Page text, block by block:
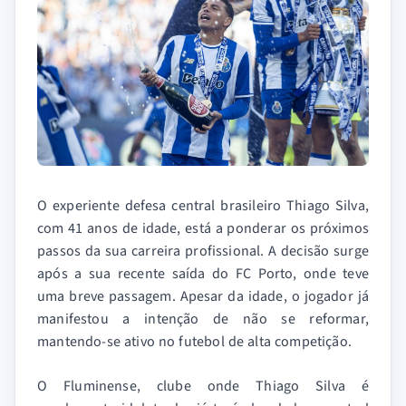
O experiente defesa central brasileiro Thiago Silva,
com 41 anos de idade, está a ponderar os próximos
passos da sua carreira profissional. A decisão surge
após a sua recente saída do FC Porto, onde teve
uma breve passagem. Apesar da idade, o jogador já
manifestou a intenção de não se reformar,
mantendo-se ativo no futebol de alta competição.
O Fluminense, clube onde Thiago Silva é